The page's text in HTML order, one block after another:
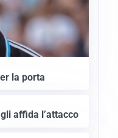
la porta
affida l’attacco